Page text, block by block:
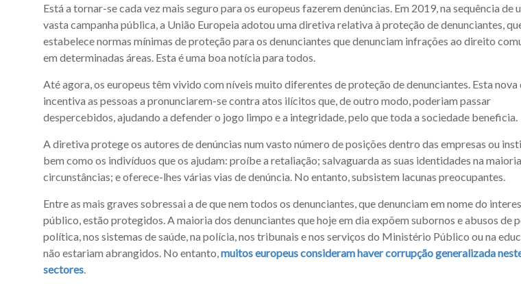
Está a tornar-se cada vez mais seguro para os europeus fazerem denúncias. Em 2019, na sequência de
vasta campanha pública, a União Europeia adotou uma diretiva relativa à proteção de denunciantes,
estabelece normas mínimas de proteção para os denunciantes que denunciam infrações ao direito
em determinadas áreas. Esta é uma boa notícia para todos.
Até agora, os europeus têm vivido com níveis muito diferentes de proteção de denunciantes. Esta
incentiva as pessoas a pronunciarem-se contra atos ilícitos que, de outro modo, poderiam passar
despercebidos, ajudando a defender o jogo limpo e a integridade, pelo que toda a sociedade beneficia.
A diretiva protege os autores de denúncias num vasto número de posições dentro das empresas ou
bem como os indivíduos que os ajudam: proíbe a retaliação; salvaguarda as suas identidades na
circunstâncias; e oferece-lhes várias vias de denúncia. No entanto, subsistem lacunas preocupantes.
Entre as mais graves sobressai a de que nem todos os denunciantes, que denunciam em nome do
público, estão protegidos. A maioria dos denunciantes que hoje em dia expõem subornos e abusos de
política, nos sistemas de saúde, na polícia, nos tribunais e nos serviços do Ministério Público ou na
não estariam abrangidos. No entanto,muitos europeus consideram haver corrupção generalizada
sectores.